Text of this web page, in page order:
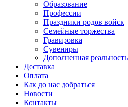
Образование
Профессии
Праздники родов войск
Семейные торжества
Гравировка
Сувениры
Дополненная реальность
Доставка
Оплата
Как до нас добраться
Новости
Контакты